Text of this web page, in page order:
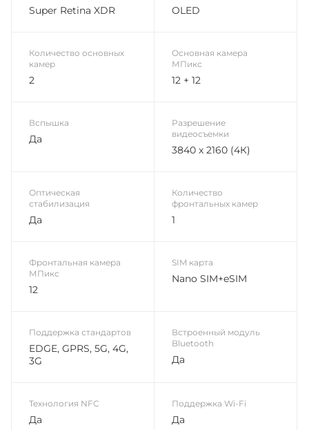
Super Retina XDR OLED
Количество основных
камер
2
Основная камера
МПикс
12 + 12
Вспышка
Да
Разрешение
видеосъемки
3840 x 2160 (4К)
Оптическая
стабилизация
Да
Количество
фронтальных камер
1
Фронтальная камера
МПикс
12
SIM карта
Nano SIM+eSIM
Поддержка стандартов
EDGE, GPRS, 5G, 4G,
3G
Встроенный модуль
Bluetooth
Да
Технология NFC
Да
Поддержка Wi-Fi
Да